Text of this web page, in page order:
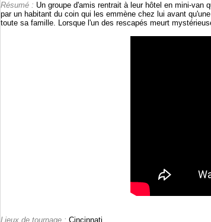
Résumé : Un groupe d'amis rentrait à leur hôtel en mini-
par un habitant du coin qui les emmène chez lui avant
toute sa famille. Lorsque l'un des rescapés meurt
Lieux de tournage : Cincinnati.